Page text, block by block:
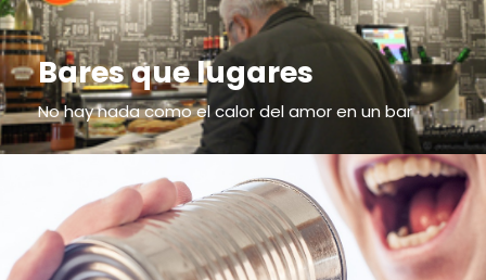
Bares que lugares
No hay nada como el calor del amor en un bar